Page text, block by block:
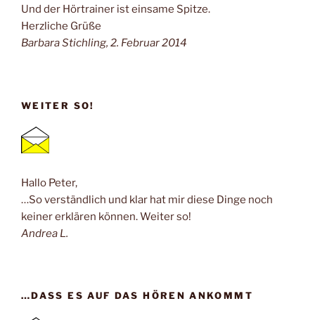
Und der Hörtrainer ist einsame Spitze.
Herzliche Grüße
Barbara Stichling, 2. Februar 2014
WEITER SO!
Hallo Peter,
…So verständlich und klar hat mir diese Dinge noch
keiner erklären können. Weiter so!
Andrea L.
…DASS ES AUF DAS HÖREN ANKOMMT